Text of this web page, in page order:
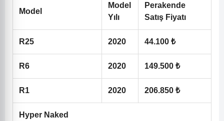
Model
Model
Yılı
Perakende
Satış Fiyatı
R25 2020 44.100 ₺
R6 2020 149.500 ₺
R1 2020 206.850 ₺
Hyper Naked